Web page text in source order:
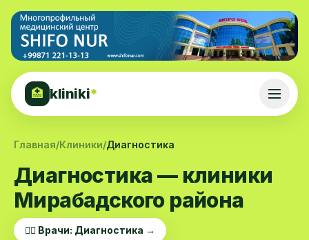
🏥 kliniki*
Главная/Клиники/Диагностика
Диагностика — клиники
Мирабадского района
👨‍⚕️ Врачи: Диагностика →